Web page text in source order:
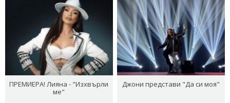
ПРЕМИЕРА! Лияна - "Изхвърли
ме"
Джони представи "Да си моя"